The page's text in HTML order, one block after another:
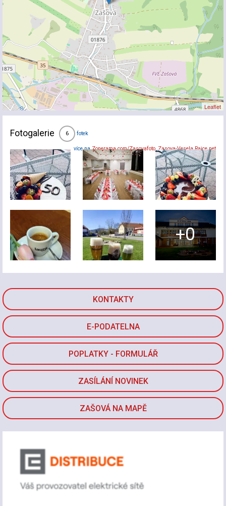
KONTAKTY
E-PODATELNA
POPLATKY - FORMULÁŘ
ZASÍLÁNÍ NOVINEK
ZAŠOVÁ NA MAPĚ
Leaflet
Fotogalerie 6 fotek
více naZonerama.com/Zasovafoto,Zasova-Vesela.Rajce.net
+0